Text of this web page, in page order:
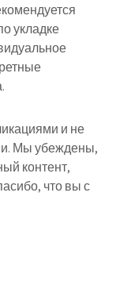
укладке
и не
Мы убеждены,
контент,
что вы с